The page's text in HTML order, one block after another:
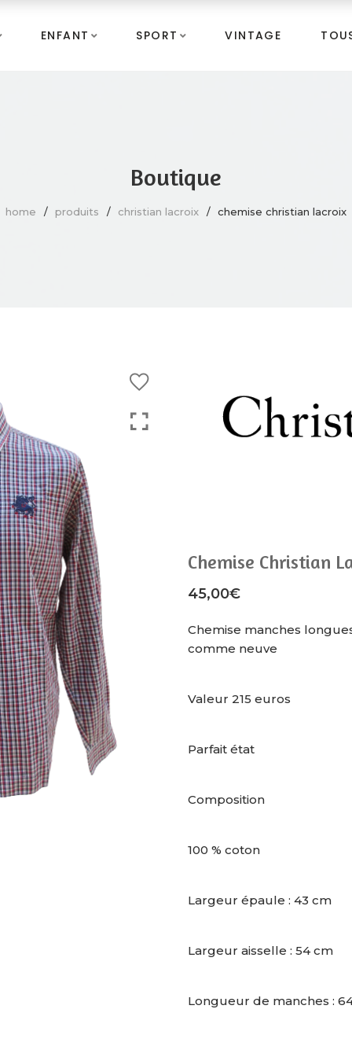
ENFANT SPORT VINTAGE
Boutique
home produits christian lacroix chemise christian lacroix
Chemise Christian
45,00€
Chemise manches
comme neuve
Valeur 215 euros
Parfait état
Composition
100 % coton
Largeur épaule : 43 cm
Largeur aisselle : 54 cm
Longueur de manches :